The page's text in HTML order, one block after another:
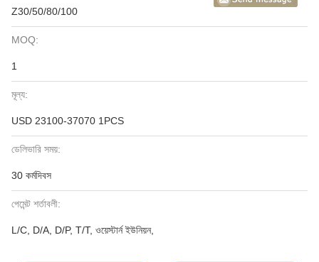
Z30/50/80/100
MOQ:
1
মূল্য:
USD 23100-37070 1PCS
ডেলিভারি সময়:
30 কর্মদিবস
পেমেন্ট শর্তাবলী:
L/C, D/A, D/P, T/T, ওয়েস্টার্ন ইউনিয়ন,